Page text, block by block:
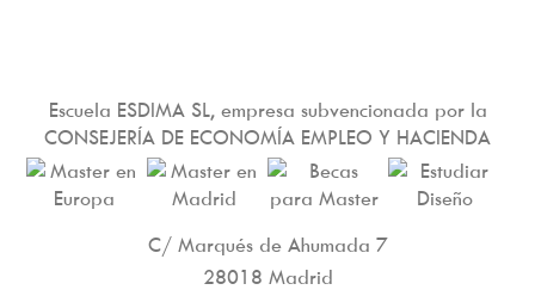
Escuela ESDIMA SL, empresa subvencionada por la
CONSEJERÍA DE ECONOMÍA EMPLEO Y HACIENDA
C/ Marqués de Ahumada 7
28018 Madrid